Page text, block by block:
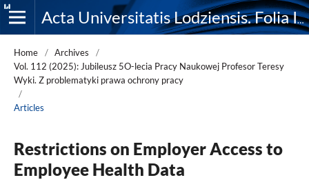
Acta Universitatis Lodziensis. Folia Iuridica
Home / Archives
/
Vol. 112 (2025): Jubileusz 5O-lecia Pracy Naukowej Profesor Teresy
Wyki. Z problematyki prawa ochrony pracy
/
Articles
Restrictions on Employer Access to
Employee Health Data